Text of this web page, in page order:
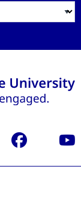
Facebook